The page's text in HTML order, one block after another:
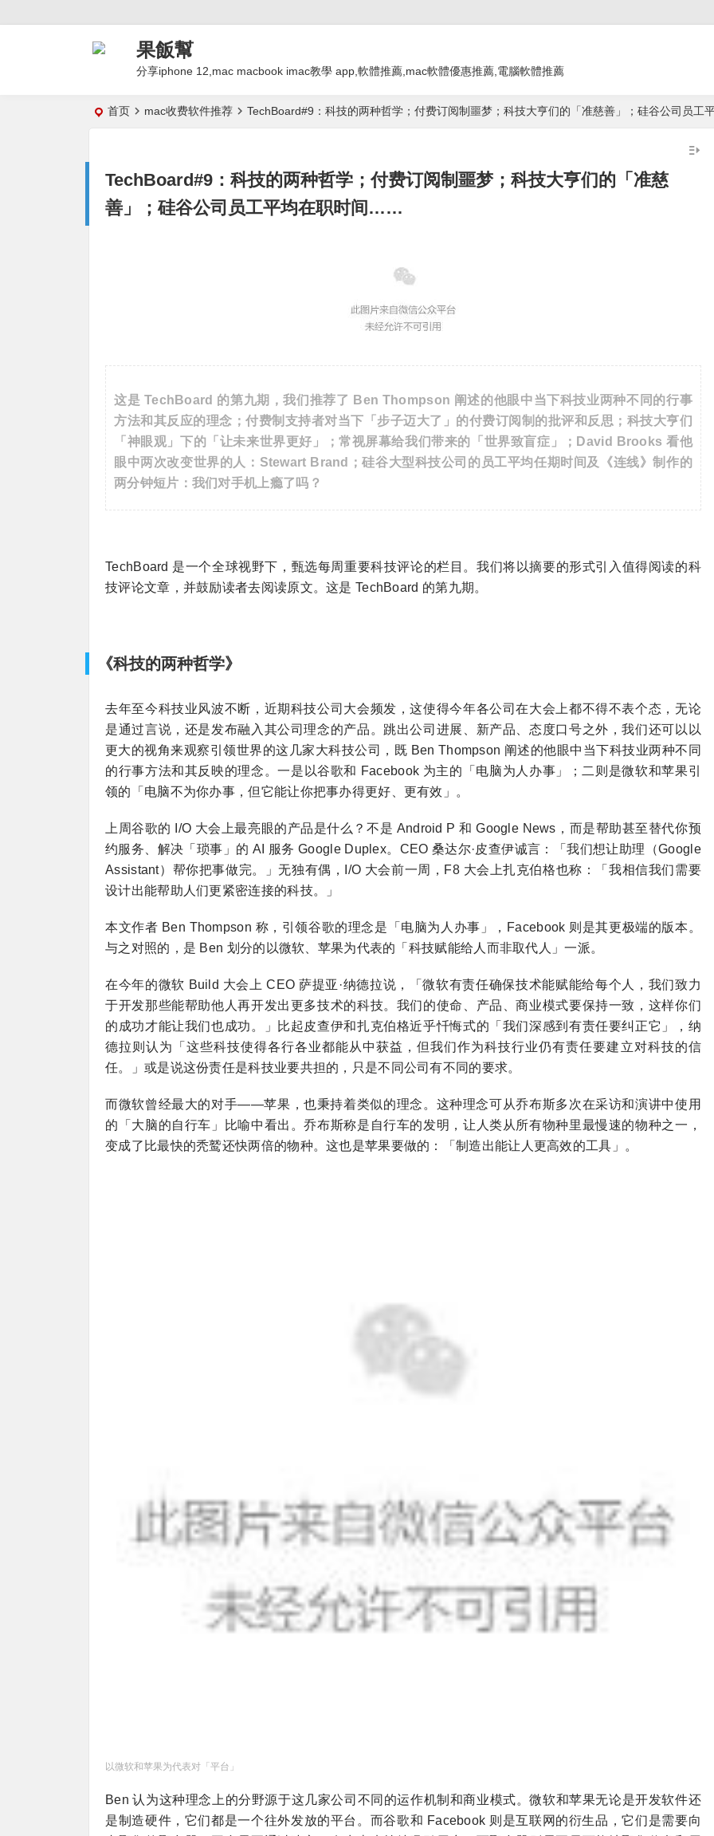
果飯幫
分享iphone 12,mac macbook imac教學 app,軟體推薦,mac軟體優惠推薦,電腦軟體推薦
首页 mac收费软件推荐 TechBoard#9：科技的两种哲学；付费订阅制噩梦；科技大亨们的「准慈善」；硅谷公司员工
TechBoard#9：科技的两种哲学；付费订阅制噩梦；科技大亨们的「准慈
善」；硅谷公司员工平均在职时间……
这是 TechBoard 的第九期，我们推荐了 Ben Thompson 阐述的他眼中当下科技业两种不同的行事
方法和其反应的理念；付费制支持者对当下「步子迈大了」的付费订阅制的批评和反思；科技大亨们
「神眼观」下的「让未来世界更好」；常视屏幕给我们带来的「世界致盲症」；David Brooks 看他
眼中两次改变世界的人：Stewart Brand；硅谷大型科技公司的员工平均任期时间及《连线》制作的
两分钟短片：我们对手机上瘾了吗？
TechBoard 是一个全球视野下，甄选每周重要科技评论的栏目。我们将以摘要的形式引入值得阅读的科
技评论文章，并鼓励读者去阅读原文。这是 TechBoard 的第九期。
《科技的两种哲学》
去年至今科技业风波不断，近期科技公司大会频发，这使得今年各公司在大会上都不得不表个态，无论
是通过言说，还是发布融入其公司理念的产品。跳出公司进展、新产品、态度口号之外，我们还可以以
更大的视角来观察引领世界的这几家大科技公司，既 Ben Thompson 阐述的他眼中当下科技业两种不同
的行事方法和其反映的理念。一是以谷歌和 Facebook 为主的「电脑为人办事」；二则是微软和苹果引
领的「电脑不为你办事，但它能让你把事办得更好、更有效」。
上周谷歌的 I/O 大会上最亮眼的产品是什么？不是 Android P 和 Google News，而是帮助甚至替代你预
约服务、解决「琐事」的 AI 服务 Google Duplex。CEO 桑达尔·皮查伊诚言：「我们想让助理（Google
Assistant）帮你把事做完。」无独有偶，I/O 大会前一周，F8 大会上扎克伯格也称：「我相信我们需要
设计出能帮助人们更紧密连接的科技。」
本文作者 Ben Thompson 称，引领谷歌的理念是「电脑为人办事」，Facebook 则是其更极端的版本。
与之对照的，是 Ben 划分的以微软、苹果为代表的「科技赋能给人而非取代人」一派。
在今年的微软 Build 大会上 CEO 萨提亚·纳德拉说，「微软有责任确保技术能赋能给每个人，我们致力
于开发那些能帮助他人再开发出更多技术的科技。我们的使命、产品、商业模式要保持一致，这样你们
的成功才能让我们也成功。」比起皮查伊和扎克伯格近乎忏悔式的「我们深感到有责任要纠正它」，纳
德拉则认为「这些科技使得各行各业都能从中获益，但我们作为科技行业仍有责任要建立对科技的信
任。」或是说这份责任是科技业要共担的，只是不同公司有不同的要求。
而微软曾经最大的对手——苹果，也秉持着类似的理念。这种理念可从乔布斯多次在采访和演讲中使用
的「大脑的自行车」比喻中看出。乔布斯称是自行车的发明，让人类从所有物种里最慢速的物种之一，
变成了比最快的秃鹫还快两倍的物种。这也是苹果要做的：「制造出能让人更高效的工具」。
以微软和苹果为代表对「平台」
Ben 认为这种理念上的分野源于这几家公司不同的运作机制和商业模式。微软和苹果无论是开发软件还
是制造硬件，它们都是一个往外发放的平台。而谷歌和 Facebook 则是互联网的衍生品，它们是需要向